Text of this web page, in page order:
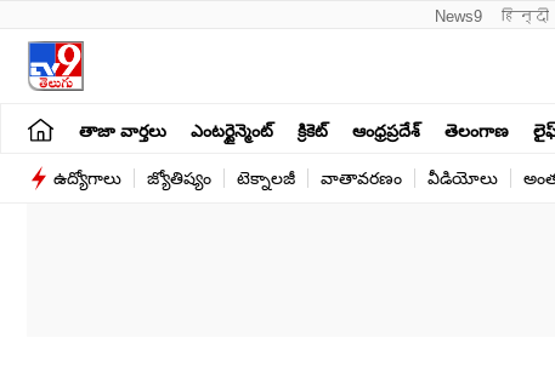
News9 हिन्दी
తాజా వార్తలు ఎంటర్టైన్మెంట్ క్రికెట్ ఆంధ్రప్రదేశ్ తెలంగాణ
ఉద్యోగాలు జ్యోతిష్యం టెక్నాలజీ వాతావరణం వీడియోలు